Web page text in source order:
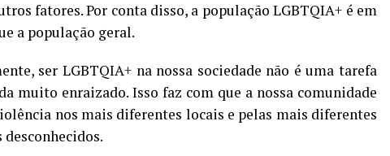
fatores. Por conta disso, a população LGBTQIA+ é em
a população geral.
ser LGBTQIA+ na nossa sociedade não é uma tarefa
muito enraizado. Isso faz com que a nossa comunidade
nos mais diferentes locais e pelas mais diferentes
desconhecidos.